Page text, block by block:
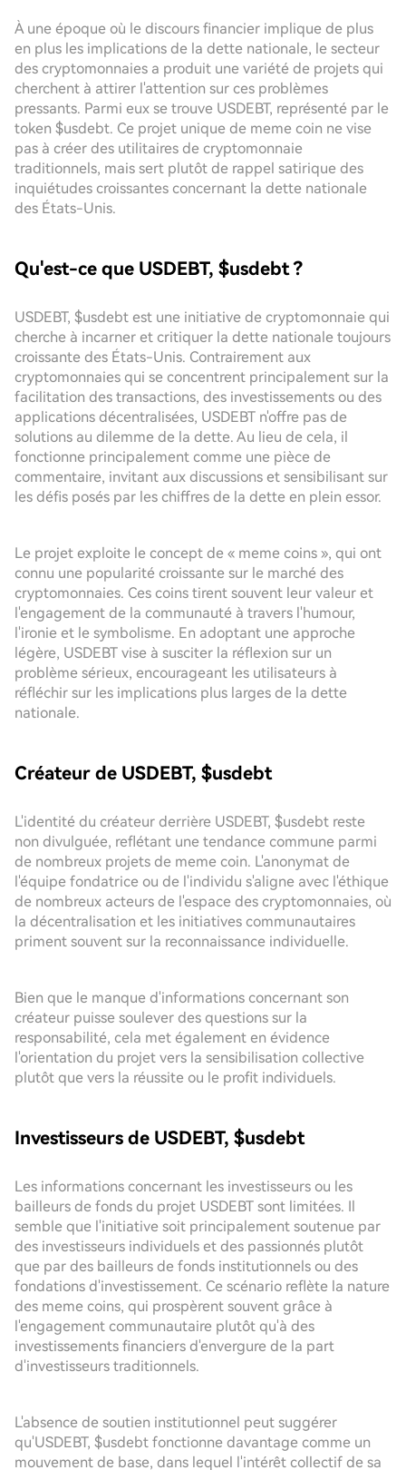
À une époque où le discours financier implique de plus
en plus les implications de la dette nationale, le secteur
des cryptomonnaies a produit une variété de projets qui
cherchent à attirer l'attention sur ces problèmes
pressants. Parmi eux se trouve USDEBT, représenté par le
token $usdebt. Ce projet unique de meme coin ne vise
pas à créer des utilitaires de cryptomonnaie
traditionnels, mais sert plutôt de rappel satirique des
inquiétudes croissantes concernant la dette nationale
des États-Unis.
Qu'est-ce que USDEBT, $usdebt ?
USDEBT, $usdebt est une initiative de cryptomonnaie qui
cherche à incarner et critiquer la dette nationale toujours
croissante des États-Unis. Contrairement aux
cryptomonnaies qui se concentrent principalement sur la
facilitation des transactions, des investissements ou des
applications décentralisées, USDEBT n'offre pas de
solutions au dilemme de la dette. Au lieu de cela, il
fonctionne principalement comme une pièce de
commentaire, invitant aux discussions et sensibilisant sur
les défis posés par les chiffres de la dette en plein essor.
Le projet exploite le concept de « meme coins », qui ont
connu une popularité croissante sur le marché des
cryptomonnaies. Ces coins tirent souvent leur valeur et
l'engagement de la communauté à travers l'humour,
l'ironie et le symbolisme. En adoptant une approche
légère, USDEBT vise à susciter la réflexion sur un
problème sérieux, encourageant les utilisateurs à
réfléchir sur les implications plus larges de la dette
nationale.
Créateur de USDEBT, $usdebt
L'identité du créateur derrière USDEBT, $usdebt reste
non divulguée, reflétant une tendance commune parmi
de nombreux projets de meme coin. L'anonymat de
l'équipe fondatrice ou de l'individu s'aligne avec l'éthique
de nombreux acteurs de l'espace des cryptomonnaies, où
la décentralisation et les initiatives communautaires
priment souvent sur la reconnaissance individuelle.
Bien que le manque d'informations concernant son
créateur puisse soulever des questions sur la
responsabilité, cela met également en évidence
l'orientation du projet vers la sensibilisation collective
plutôt que vers la réussite ou le profit individuels.
Investisseurs de USDEBT, $usdebt
Les informations concernant les investisseurs ou les
bailleurs de fonds du projet USDEBT sont limitées. Il
semble que l'initiative soit principalement soutenue par
des investisseurs individuels et des passionnés plutôt
que par des bailleurs de fonds institutionnels ou des
fondations d'investissement. Ce scénario reflète la nature
des meme coins, qui prospèrent souvent grâce à
l'engagement communautaire plutôt qu'à des
investissements financiers d'envergure de la part
d'investisseurs traditionnels.
L'absence de soutien institutionnel peut suggérer
qu'USDEBT, $usdebt fonctionne davantage comme un
mouvement de base, dans lequel l'intérêt collectif de sa